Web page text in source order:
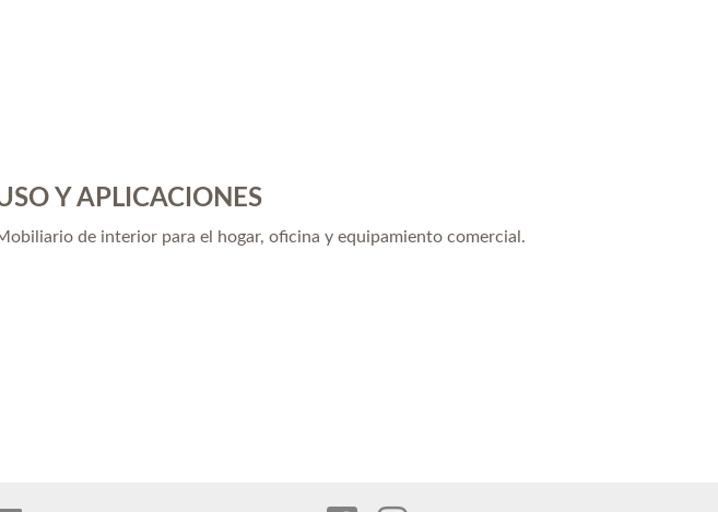
Y APLICACIONES
de interior para el hogar, oficina y equipamiento comercial.